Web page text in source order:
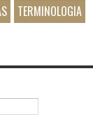
TERMINOLOGIA